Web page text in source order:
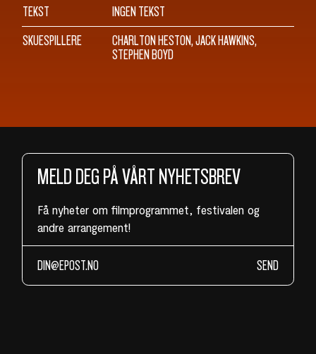
TEKST
INGEN TEKST
SKUESPILLERE
CHARLTON HESTON, JACK HAWKINS,
STEPHEN BOYD
MELD DEG PÅ VÅRT NYHETSBREV
Få nyheter om filmprogrammet, festivalen og
andre arrangement!
SEND